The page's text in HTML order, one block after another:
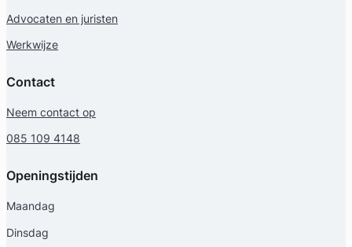
Advocaten en juristen
Werkwijze
Contact
Neem contact op
085 109 4148
Openingstijden
Maandag
Dinsdag